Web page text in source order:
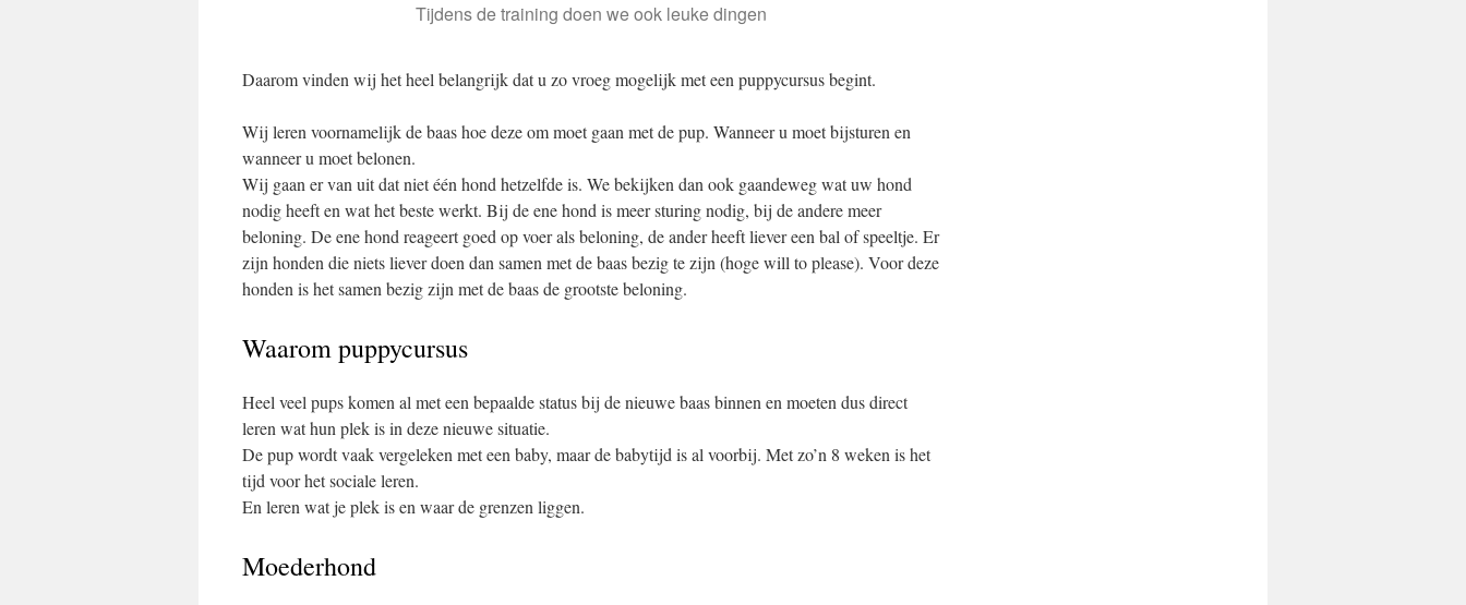
Tijdens de training doen we ook leuke dingen
Daarom vinden wij het heel belangrijk dat u zo vroeg mogelijk met een puppycursus begint.
Wij leren voornamelijk de baas hoe deze om moet gaan met de pup. Wanneer u moet bijsturen en
wanneer u moet belonen.
Wij gaan er van uit dat niet één hond hetzelfde is. We bekijken dan ook gaandeweg wat uw hond
nodig heeft en wat het beste werkt. Bij de ene hond is meer sturing nodig, bij de andere meer
beloning. De ene hond reageert goed op voer als beloning, de ander heeft liever een bal of speeltje. Er
zijn honden die niets liever doen dan samen met de baas bezig te zijn (hoge will to please). Voor deze
honden is het samen bezig zijn met de baas de grootste beloning.
Waarom puppycursus
Heel veel pups komen al met een bepaalde status bij de nieuwe baas binnen en moeten dus direct
leren wat hun plek is in deze nieuwe situatie.
De pup wordt vaak vergeleken met een baby, maar de babytijd is al voorbij. Met zo’n 8 weken is het
tijd voor het sociale leren.
En leren wat je plek is en waar de grenzen liggen.
Moederhond